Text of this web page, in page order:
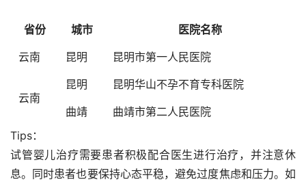
省份 城市
医院名称
云南
昆明 昆明市第一人民医院
云南
昆明
昆明华山不孕不育专科医院
曲靖
曲靖市第二人民医院
Tips：
试管婴儿治疗需要患者积极配合医生进行治疗，并注意休
息。同时患者也要保持心态平稳，避免过度焦虑和压力。如